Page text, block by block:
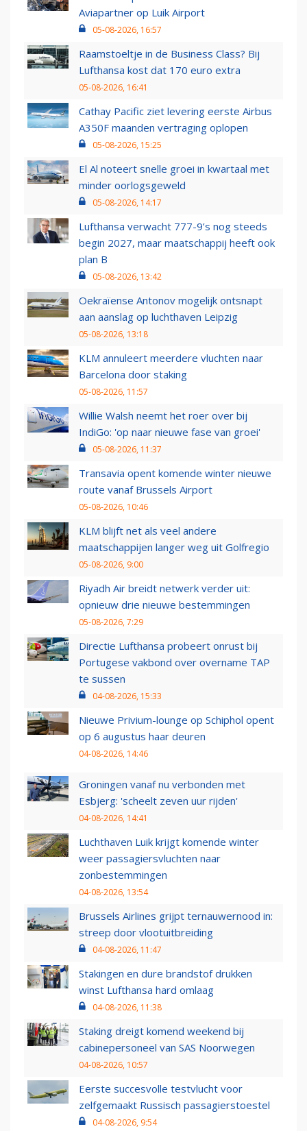
Aviapartner op Luik Airport
05-08-2026, 16:57
Raamstoeltje in de Business Class? Bij
Lufthansa kost dat 170 euro extra
05-08-2026, 16:41
Cathay Pacific ziet levering eerste Airbus
A350F maanden vertraging oplopen
05-08-2026, 15:25
El Al noteert snelle groei in kwartaal met
minder oorlogsgeweld
05-08-2026, 14:17
Lufthansa verwacht 777-9’s nog steeds
begin 2027, maar maatschappij heeft ook
plan B
05-08-2026, 13:42
Oekraïense Antonov mogelijk ontsnapt
aan aanslag op luchthaven Leipzig
05-08-2026, 13:18
KLM annuleert meerdere vluchten naar
Barcelona door staking
05-08-2026, 11:57
Willie Walsh neemt het roer over bij
IndiGo: 'op naar nieuwe fase van groei'
05-08-2026, 11:37
Transavia opent komende winter nieuwe
route vanaf Brussels Airport
05-08-2026, 10:46
KLM blijft net als veel andere
maatschappijen langer weg uit Golfregio
05-08-2026, 9:00
Riyadh Air breidt netwerk verder uit:
opnieuw drie nieuwe bestemmingen
05-08-2026, 7:29
Directie Lufthansa probeert onrust bij
Portugese vakbond over overname TAP
te sussen
04-08-2026, 15:33
Nieuwe Privium-lounge op Schiphol opent
op 6 augustus haar deuren
04-08-2026, 14:46
Groningen vanaf nu verbonden met
Esbjerg: 'scheelt zeven uur rijden'
04-08-2026, 14:41
Luchthaven Luik krijgt komende winter
weer passagiersvluchten naar
zonbestemmingen
04-08-2026, 13:54
Brussels Airlines grijpt ternauwernood in:
streep door vlootuitbreiding
04-08-2026, 11:47
Stakingen en dure brandstof drukken
winst Lufthansa hard omlaag
04-08-2026, 11:38
Staking dreigt komend weekend bij
cabinepersoneel van SAS Noorwegen
04-08-2026, 10:57
Eerste succesvolle testvlucht voor
zelfgemaakt Russisch passagierstoestel
04-08-2026, 9:54